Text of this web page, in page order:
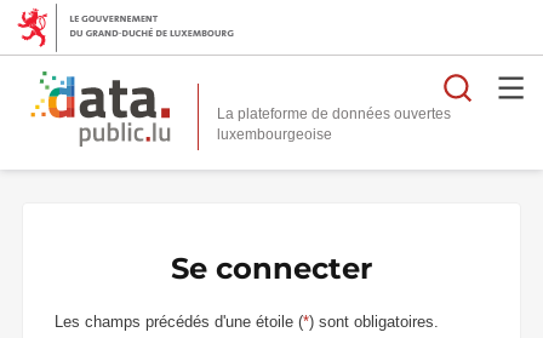
La plateforme de données ouvertes
Se connecter
Les champs précédés d'une étoile (*) sont obligatoires.